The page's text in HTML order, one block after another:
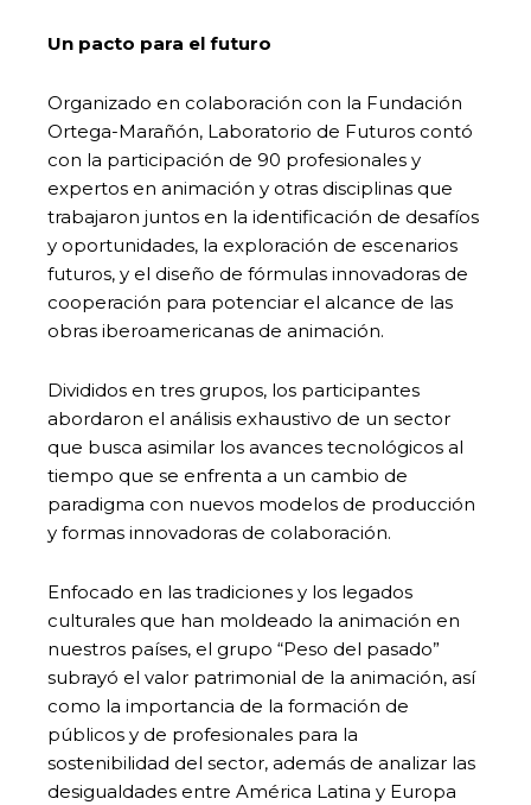
Un pacto para el futuro
Organizado en colaboración con la Fundación
Ortega-Marañón, Laboratorio de Futuros contó
con la participación de 90 profesionales y
expertos en animación y otras disciplinas que
trabajaron juntos en la identificación de desafíos
y oportunidades, la exploración de escenarios
futuros, y el diseño de fórmulas innovadoras de
cooperación para potenciar el alcance de las
obras iberoamericanas de animación.
Divididos en tres grupos, los participantes
abordaron el análisis exhaustivo de un sector
que busca asimilar los avances tecnológicos al
tiempo que se enfrenta a un cambio de
paradigma con nuevos modelos de producción
y formas innovadoras de colaboración.
Enfocado en las tradiciones y los legados
culturales que han moldeado la animación en
nuestros países, el grupo “Peso del pasado”
subrayó el valor patrimonial de la animación, así
como la importancia de la formación de
públicos y de profesionales para la
sostenibilidad del sector, además de analizar las
desigualdades entre América Latina y Europa